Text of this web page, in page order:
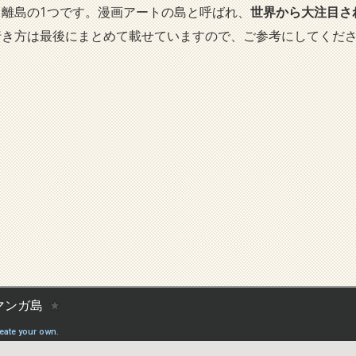
島の1つです。漫画アートの島と呼ばれ、 世界から大注目さ
方は最後にまとめて載せていますので、ご参考にしてくだ